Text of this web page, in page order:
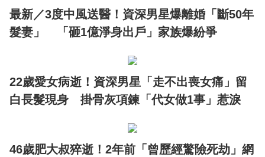
最新／3度中風送醫！資深男星爆離婚「斷50年
髮妻」 「砸1億淨身出戶」家族爆紛爭
22歲愛女病逝！資深男星「走不出喪女痛」留
白長髮現身 掛骨灰項鍊「代女做1事」惹淚
46歲肥大叔猝逝！2年前「曾歷經驚險死劫」網